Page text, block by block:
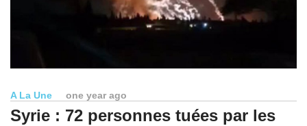
A La Une one year ago
Syrie : 72 personnes tuées par les